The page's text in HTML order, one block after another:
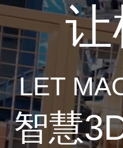
LET
智慧